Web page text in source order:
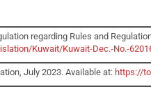
regarding Rules and
Kuwait/Kuwait-Dec.-No.-
July 2023. Available at: https://